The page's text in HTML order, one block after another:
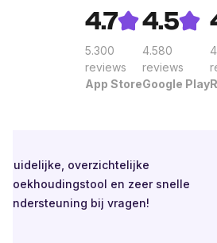
4.7
5.300
reviews
App Store
4.5
4.580
reviews
Google Play
overzichtelijke
en zeer snelle
bij vragen!